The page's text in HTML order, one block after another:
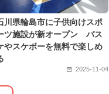
川県輪島市に子供向けスポ
ツ施設が新オープン バス
やスケボーを無料で楽しめ
2025-11-04